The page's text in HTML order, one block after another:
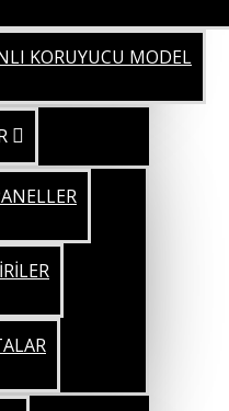
KORUYUCU MODEL